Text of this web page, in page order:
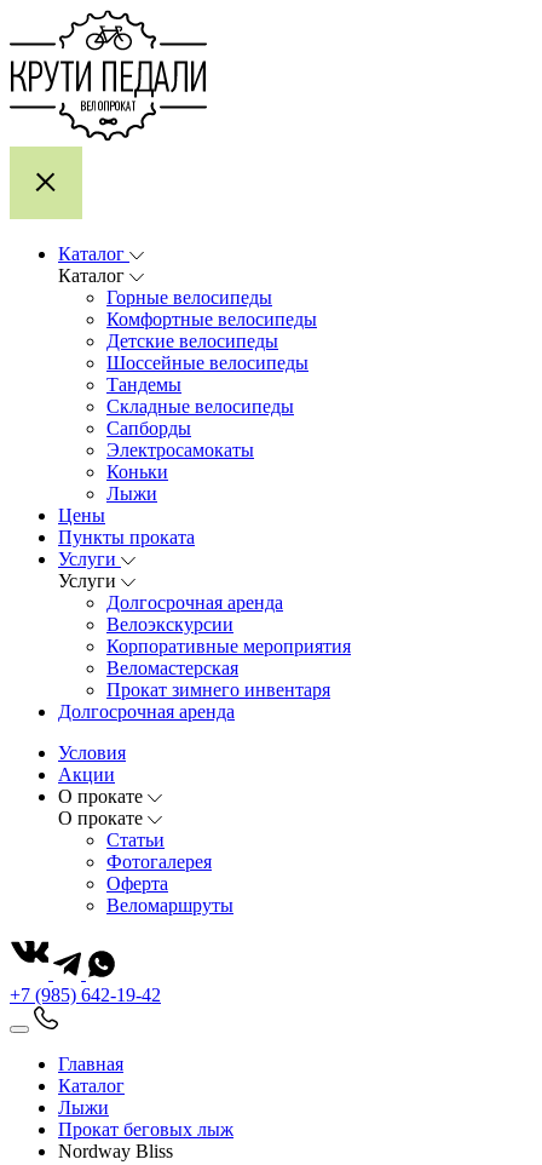
Каталог
Каталог
Горные велосипеды
Комфортные велосипеды
Детские велосипеды
Шоссейные велосипеды
Тандемы
Складные велосипеды
Сапборды
Электросамокаты
Коньки
Лыжи
Цены
Пункты проката
Услуги
Услуги
Долгосрочная аренда
Велоэкскурсии
Корпоративные мероприятия
Веломастерская
Прокат зимнего инвентаря
Долгосрочная аренда
Условия
Акции
О прокате
О прокате
Статьи
Фотогалерея
Оферта
Веломаршруты
+7 (985) 642-19-42
Главная
Каталог
Лыжи
Прокат беговых лыж
Nordway Bliss